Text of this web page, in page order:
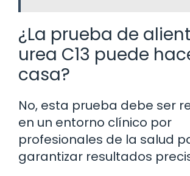
¿La prueba de
urea C13 puede
casa?
No, esta prueba debe ser
en un entorno clínico por
profesionales de la salud
garantizar resultados